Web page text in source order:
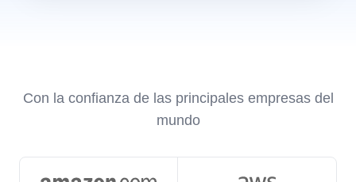
Con la confianza de las principales empresas del
mundo